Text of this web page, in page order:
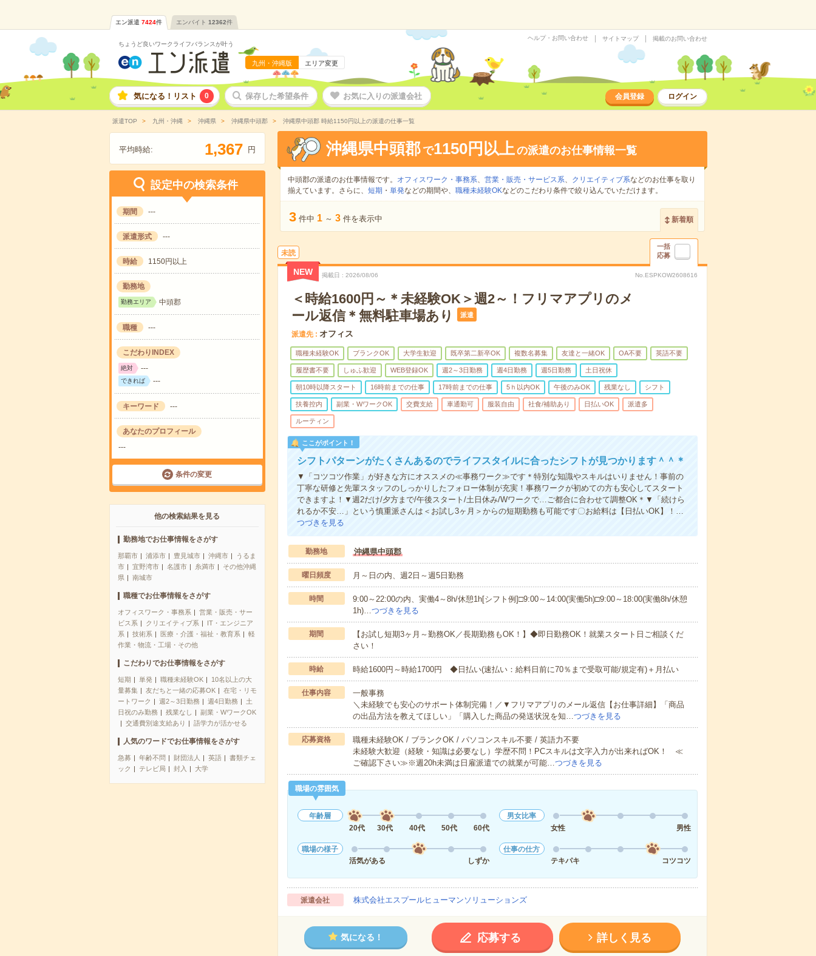
エン派遣 7424件 エンバイト 12362件
ちょうど良いワークライフバランスが叶う
九州・沖縄版 エリア変更
ヘルプ・お問い合わせ サイトマップ 掲載のお問い合わせ
気になる！リスト 0 保存した希望条件 お気に入りの派遣会社 会員登録 ログイン
派遣TOP 九州・沖縄 沖縄県 沖縄県中頭郡 沖縄県中頭郡 時給1150円以上の派遣の仕事一覧
平均時給: 1,367 円
設定中の検索条件
期間 ---
派遣形式 ---
時給 1150円以上
勤務地
勤務エリア 中頭郡
職種 ---
こだわりINDEX
絶対 ---
できれば ---
キーワード ---
あなたのプロフィール
---
条件の変更
他の検索結果を見る
勤務地でお仕事情報をさがす
那覇市 浦添市 豊見城市 沖縄市
うるま
市
宜野湾市 名護市 糸満市
その他沖縄
県
南城市
職種でお仕事情報をさがす
オフィスワーク・事務系
営業・販売・サー
ビス系
クリエイティブ系
IT・エンジニア
系
技術系 医療・介護・福祉・教育系
軽
作業・物流・工場・その他
こだわりでお仕事情報をさがす
短期 単発 職種未経験OK
10名以上の大
量募集
友だちと一緒の応募OK
在宅・リモ
ートワーク
週2～3日勤務 週4日勤務
土
日祝のみ勤務
残業なし
副業・WワークOK
交通費別途支給あり
語学力が活かせる
人気のワードでお仕事情報をさがす
急募 年齢不問 財団法人 英語
書類チェ
ック
テレビ局 封入 大学
沖縄県中頭郡 で1150円以上の派遣のお仕事情報一覧
中頭郡の派遣のお仕事情報です。 オフィスワーク・事務系、 営業・販売・サービス系、 クリエイティブ系などのお仕事を取り
揃えています。さらに、 短期 ・ 単発などの期間や、 職種未経験OKなどのこだわり条件で絞り込んでいただけます。
3 件中 1 ～ 3 件を表示中 新着順
未読
一括
応募
NEW 掲載日 2026/08/06 No.ESPKOW2608616
＜時給1600円～＊未経験OK＞週2～！フリマアプリのメ
ール返信＊無料駐車場あり
派遣
派遣先 オフィス
職種未経験OK ブランクOK 大学生歓迎 既卒第二新卒OK 複数名募集 友達と一緒OK OA不要 英語不要
履歴書不要 しゅふ歓迎 WEB登録OK 週2～3日勤務 週4日勤務 週5日勤務 土日祝休
朝10時以降スタート 16時前までの仕事 17時前までの仕事 5ｈ以内OK 午後のみOK 残業なし シフト
扶養控内 副業・WワークOK 交費支給 車通勤可 服装自由 社食/補助あり 日払いOK 派遣多
ルーティン
ここがポイント！
シフトパターンがたくさんあるのでライフスタイルに合ったシフトが見つかります＾＾＊
▼「コツコツ作業」が好きな方にオススメの≪事務ワーク≫です＊特別な知識やスキルはいりません！事前の
丁寧な研修と先輩スタッフのしっかりしたフォロー体制が充実！事務ワークが初めての方も安心してスタート
できますよ！▼週2だけ/夕方まで/午後スタート/土日休み/Wワークで…ご都合に合わせて調整OK＊▼「続けら
れるか不安…」という慎重派さんは＜お試し3ヶ月＞からの短期勤務も可能です〇お給料は【日払いOK】！…
つづきを見る
勤務地 沖縄県中頭郡
曜日頻度 月～日の内、週2日～週5日勤務
時間
9:00～22:00の内、実働4～8h/休憩1h[シフト例]□9:00～14:00(実働5h)□9:00～18:00(実働8h/休憩
1h)…つづきを見る
期間
【お試し短期3ヶ月～勤務OK／長期勤務もOK！】◆即日勤務OK！就業スタート日ご相談くだ
さい！
時給 時給1600円～時給1700円 ◆日払い(速払い：給料日前に70％まで受取可能/規定有)＋月払い
仕事内容
一般事務
＼未経験でも安心のサポート体制完備！／▼フリマアプリのメール返信【お仕事詳細】「商品
の出品方法を教えてほしい」「購入した商品の発送状況を知…つづきを見る
応募資格
職種未経験OK / ブランクOK / パソコンスキル不要 / 英語力不要
未経験大歓迎（経験・知識は必要なし）学歴不問！PCスキルは文字入力が出来ればOK！ ≪
ご確認下さい≫※週20h未満は日雇派遣での就業が可能…つづきを見る
職場の雰囲気
年齢層
20代
30代 40代 50代 60代
男女比率
女性
男性
職場の様子
活気がある
しずか
仕事の仕方
テキパキ
コツコツ
派遣会社 株式会社エスプールヒューマンソリューションズ
気になる！ 応募する 詳しく見る